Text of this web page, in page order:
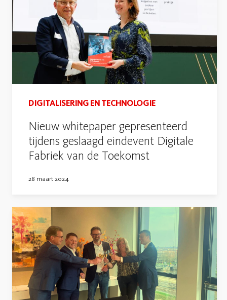
DIGITALISERING EN TECHNOLOGIE
Nieuw whitepaper gepresenteerd
tijdens geslaagd eindevent Digitale
Fabriek van de Toekomst
28 maart 2024